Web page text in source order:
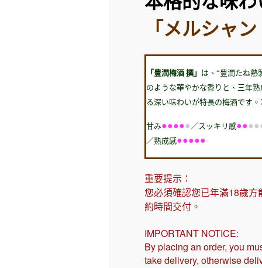
「メルシャ
「豊潤梅酒 撰」 は、“豊潤たね熟
のような華やかな香りと、三年
る深い味わいが特長の梅酒です
甘み●●●●● ／スッキリ感●●
／熟成感●●●●●
重要提示：
您必須確認您已年滿18歲
約時間交付。
IMPORTANT NOTICE:
By placing an order, you
take delivery, otherwise